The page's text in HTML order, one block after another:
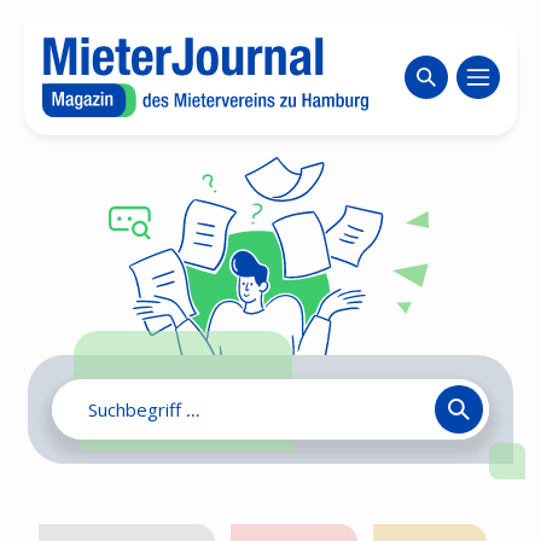
Website
Search
for: